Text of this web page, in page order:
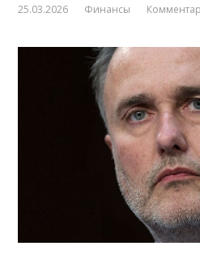
25.03.2026 Финансы